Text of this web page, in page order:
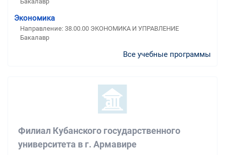
Экономика
Направление: 38.00.00 ЭКОНОМИКА И УПРАВЛЕНИЕ
Бакалавр
Все учебные программы
Филиал Кубанского государственного
университета в г. Армавире